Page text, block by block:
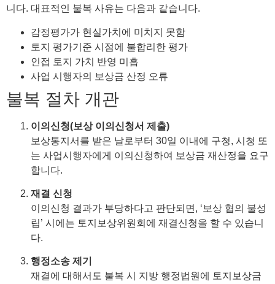
니다. 대표적인 불복 사유는 다음과 같습니다.
감정평가가 현실가치에 미치지 못함
토지 평가기준 시점에 불합리한 평가
인접 토지 가치 반영 미흡
사업 시행자의 보상금 산정 오류
불복 절차 개관
이의신청(보상 이의신청서 제출)
보상통지서를 받은 날로부터 30일 이내에 구청, 시청 또
는 사업시행자에게 이의신청하여 보상금 재산정을 요구
합니다.
재결 신청
이의신청 결과가 부당하다고 판단되면, ‘보상 협의 불성
립’ 시에는 토지보상위원회에 재결신청을 할 수 있습니
다.
행정소송 제기
재결에 대해서도 불복 시 지방 행정법원에 토지보상금